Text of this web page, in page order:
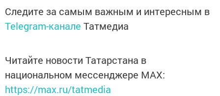
Следите за самым важным и интересным в
Telegram-канале Татмедиа
Читайте новости Татарстана в
национальном мессенджере MАХ:
https://max.ru/tatmedia